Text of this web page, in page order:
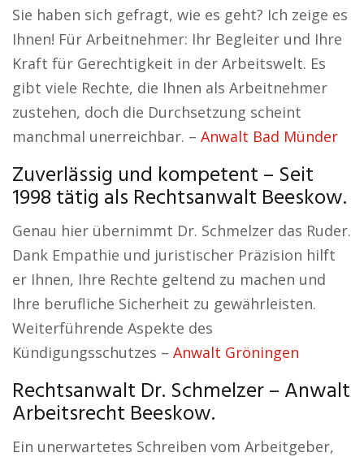
Sie haben sich gefragt, wie es geht? Ich zeige es
Ihnen! Für Arbeitnehmer: Ihr Begleiter und Ihre
Kraft für Gerechtigkeit in der Arbeitswelt. Es
gibt viele Rechte, die Ihnen als Arbeitnehmer
zustehen, doch die Durchsetzung scheint
manchmal unerreichbar. – Anwalt Bad Münder
Zuverlässig und kompetent – Seit
1998 tätig als Rechtsanwalt Beeskow.
Genau hier übernimmt Dr. Schmelzer das Ruder.
Dank Empathie und juristischer Präzision hilft
er Ihnen, Ihre Rechte geltend zu machen und
Ihre berufliche Sicherheit zu gewährleisten.
Weiterführende Aspekte des
Kündigungsschutzes – Anwalt Gröningen
Rechtsanwalt Dr. Schmelzer – Anwalt
Arbeitsrecht Beeskow.
Ein unerwartetes Schreiben vom Arbeitgeber,